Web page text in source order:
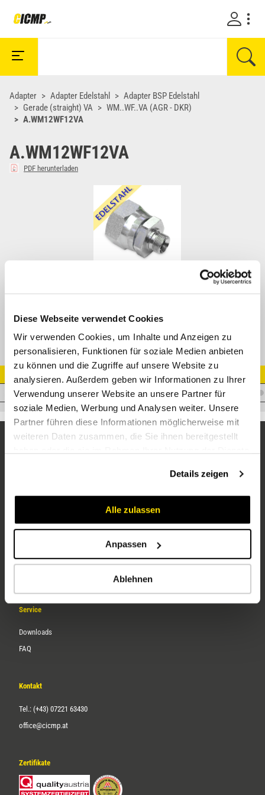
Diese Webseite verwendet Cookies
Wir verwenden Cookies, um Inhalte und Anzeigen zu
personalisieren, Funktionen für soziale Medien anbieten
zu können und die Zugriffe auf unsere Website zu
analysieren. Außerdem geben wir Informationen zu Ihrer
Verwendung unserer Website an unsere Partner für
soziale Medien, Werbung und Analysen weiter. Unsere
Partner führen diese Informationen möglicherweise mit
weiteren Daten zusammen, die Sie ihnen bereitgestellt
Details zeigen
Alle zulassen
Anpassen
Ablehnen
Adapter Adapter Edelstahl
Adapter BSP Edelstahl
Gerade (straight) VA
WM..WF..VA (AGR - DKR)
A.WM12WF12VA
A.WM12WF12VA
PDF herunterladen
Artikel Nr.
A.WM12WF12VA
Unternehmen
Service
Downloads
FAQ
Kontakt
Tel.: (+43) 07221 63430
office@cicmp.at
Zertifikate